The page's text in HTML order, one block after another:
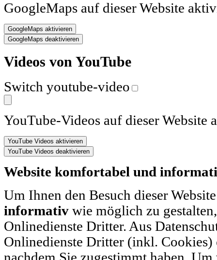
GoogleMaps auf dieser Website
Videos von YouTube
Switch youtube-video
YouTube-Videos auf dieser Website
Website komfortabel und
Um Ihnen den Besuch dieser
informativ wie möglich zu
Onlinedienste Dritter. Aus
Onlinedienste Dritter (inkl. Cookies)